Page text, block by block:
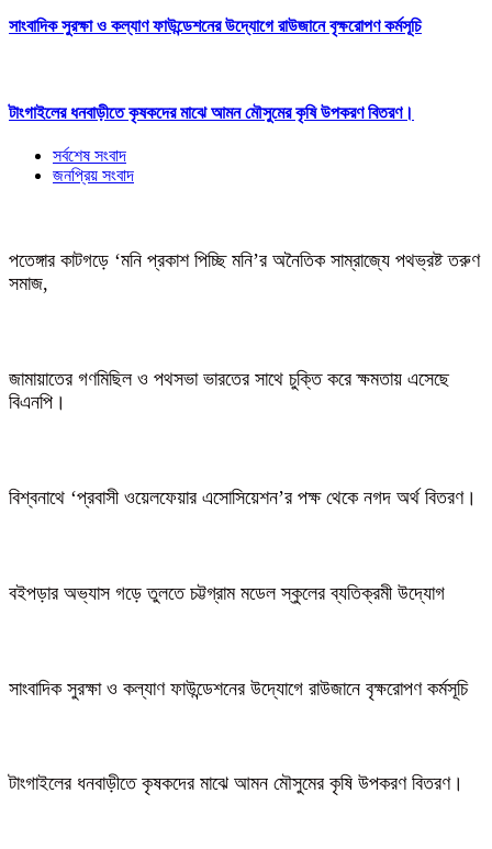
সাংবাদিক সুরক্ষা ও কল্যাণ ফাউন্ডেশনের উদ্যোগে রাউজানে বৃক্ষরোপণ কর্মসূচি
টাংগাইলের ধনবাড়ীতে কৃষকদের মাঝে আমন মৌসুমের কৃষি উপকরণ বিতরণ।
সর্বশেষ সংবাদ
জনপ্রিয় সংবাদ
পতেঙ্গার কাটগড়ে ‘মনি প্রকাশ পিচ্ছি মনি’র অনৈতিক সাম্রাজ্যে পথভ্রষ্ট তরুণ
সমাজ,
জামায়াতের গণমিছিল ও পথসভা ভারতের সাথে চুক্তি করে ক্ষমতায় এসেছে
বিএনপি।
বিশ্বনাথে ‘প্রবাসী ওয়েলফেয়ার এসোসিয়েশন’র পক্ষ থেকে নগদ অর্থ বিতরণ।
বইপড়ার অভ্যাস গড়ে তুলতে চট্টগ্রাম মডেল স্কুলের ব্যতিক্রমী উদ্যোগ
সাংবাদিক সুরক্ষা ও কল্যাণ ফাউন্ডেশনের উদ্যোগে রাউজানে বৃক্ষরোপণ কর্মসূচি
টাংগাইলের ধনবাড়ীতে কৃষকদের মাঝে আমন মৌসুমের কৃষি উপকরণ বিতরণ।